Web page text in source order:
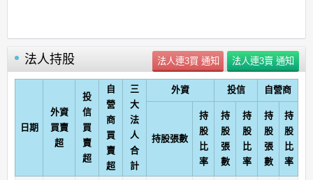
法人持股
日期
外資
買賣
超
投
信
買
賣
超
自
營
商
買
賣
超
三
大
法
人
合
計
外資 投信 自營商
持股張數
持
股
比
率
持
股
張
數
持
股
比
率
持
股
張
數
持
股
比
率